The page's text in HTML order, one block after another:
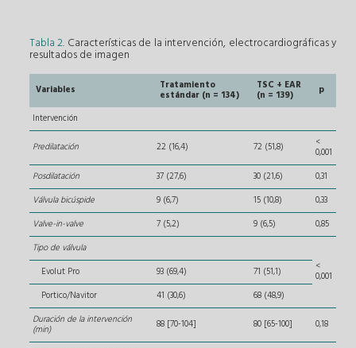
Tabla 2. Características de la intervención, electrocardiográficas y
resultados de imagen
Variables Tratamiento
estándar (n = 134)
TSC + EAR
(n = 139)
p
Intervención
Predilatación
22 (16,4) 72 (51,8) <
0,001
Posdilatación
37 (27,6) 30 (21,6)
0,31
Válvula bicúspide
9 (6,7) 15 (10,8)
0,33
Valve-in-valve
7 (5,2) 9 (6,5)
0,85
Tipo de válvula
<
0,001
Evolut Pro 93 (69,4)
71 (51,1)
Portico/Navitor
41 (30,6)
68 (48,9)
Duración de la intervención
(min) 88 [70-104] 80 [65-100] 0,18